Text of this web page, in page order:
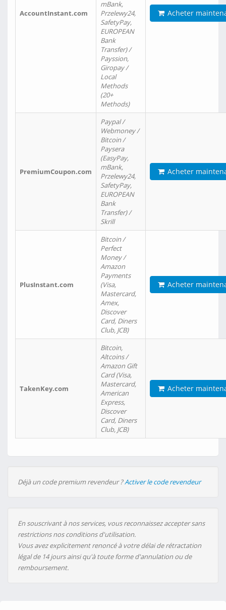
AccountInstant.com
mBank,
Przelewy24,
SafetyPay,
EUROPEAN
Bank
Transfer) /
Payssion,
Giropay /
Local
Methods
(20+
Methods)
Acheter
PremiumCoupon.com
Paypal /
Webmoney /
Bitcoin /
Paysera
(EasyPay,
mBank,
Przelewy24,
SafetyPay,
EUROPEAN
Bank
Transfer) /
Skrill
Acheter
PlusInstant.com
Bitcoin /
Perfect
Money /
Amazon
Payments
(Visa,
Mastercard,
Amex,
Discover
Card, Diners
Club, JCB)
Acheter
TakenKey.com
Bitcoin,
Altcoins /
Amazon Gift
Card (Visa,
Mastercard,
American
Express,
Discover
Card, Diners
Club, JCB)
Acheter
Déjà un code premium revendeur ?Activer le code revendeur
En souscrivant à nos services, vous reconnaissez accepter sans
restrictions nos conditions d'utilisation.
Vous avez explicitement renoncé à votre délai de rétractation
légal de 14 jours ainsi qu'à toute forme d'annulation ou de
remboursement.